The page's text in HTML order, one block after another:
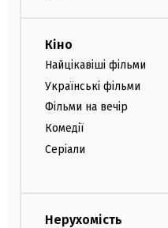
Кіно
Найцікавіші фільми
Українські фільми
Фільми на вечір
Комедії
Серіали
Нерухомість